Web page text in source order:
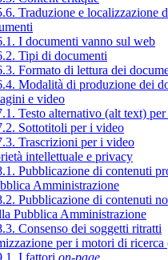
Traduzione e localizzazione
I documenti vanno sul web
Tipi di documenti
Formato di lettura dei
Modalità di produzione dei
e video
Testo alternativo (alt text)
Sottotitoli per i video
Trascrizioni per i video
intellettuale e privacy
Pubblicazione di contenuti
Amministrazione
Pubblicazione di contenuti
Pubblica Amministrazione
Consenso dei soggetti ritratti
per i motori di ricerca
I fattori on-page